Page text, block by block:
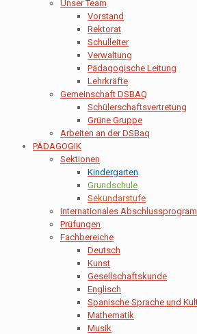
Unser Team
Vorstand
Rektorat
Schulleiter
Verwaltung
Pädagogische Leitung
Lehrkräfte
Gemeinschaft DSBAQ
Schülerschaftsvertretung
Grüne Gruppe
Arbeiten an der DSBaq
PÄDAGOGIK
Sektionen
Kindergarten
Grundschule
Sekundarstufe
Internationales
Prüfungen
Fachbereiche
Deutsch
Kunst
Gesellschaftskunde
Englisch
Spanische Sprache und
Mathematik
Musik